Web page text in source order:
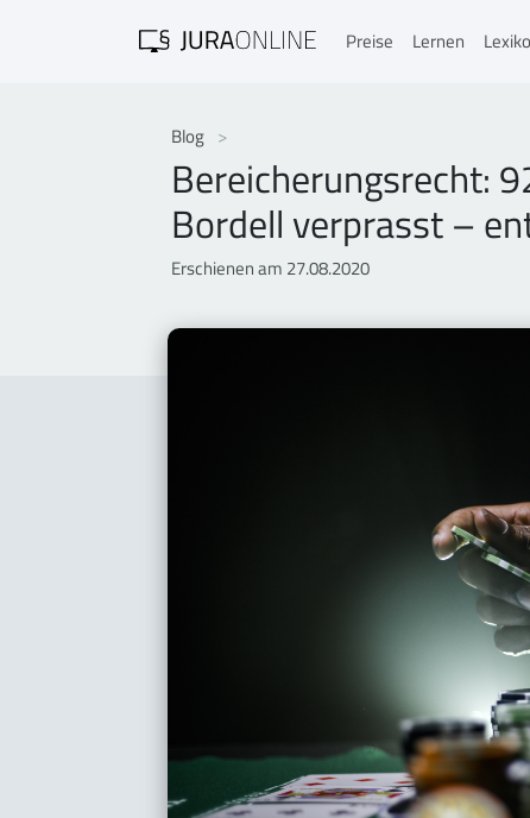
Preise Lernen
Blog
Bereicherungsrecht:
Bordell verprasst –
Erschienen am 27.08.2020